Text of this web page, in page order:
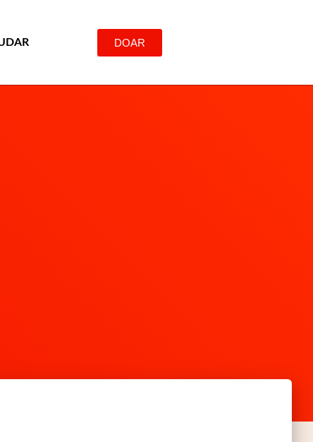
DOAR